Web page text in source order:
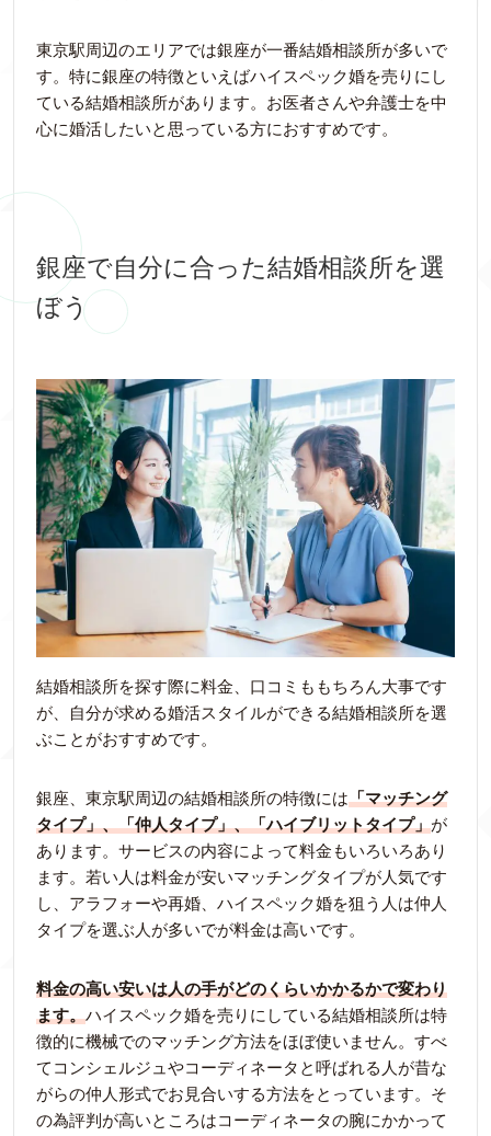
東京駅周辺のエリアでは銀座が一番結婚相談所が多いで
す。特に銀座の特徴といえばハイスペック婚を売りにし
ている結婚相談所があります。お医者さんや弁護士を中
心に婚活したいと思っている方におすすめです。
銀座で自分に合った結婚相談所を選
ぼう
結婚相談所を探す際に料金、口コミももちろん大事です
が、自分が求める婚活スタイルができる結婚相談所を選
ぶことがおすすめです。
銀座、東京駅周辺の結婚相談所の特徴には「マッチング
タイプ」、「仲人タイプ」、「ハイブリットタイプ」が
あります。サービスの内容によって料金もいろいろあり
ます。若い人は料金が安いマッチングタイプが人気です
し、アラフォーや再婚、ハイスペック婚を狙う人は仲人
タイプを選ぶ人が多いでが料金は高いです。
料金の高い安いは人の手がどのくらいかかるかで変わり
ます。ハイスペック婚を売りにしている結婚相談所は特
徴的に機械でのマッチング方法をほぼ使いません。すべ
てコンシェルジュやコーディネータと呼ばれる人が昔な
がらの仲人形式でお見合いする方法をとっています。そ
の為評判が高いところはコーディネータの腕にかかって